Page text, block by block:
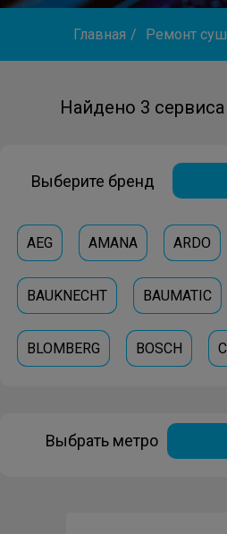
Главная / Ремонт
Найдено 3
Выберите бренд
AEG AMANA ARDO
BAUKNECHT BAUMATIC
BLOMBERG BOSCH
GRUNDIG HOOVER
Выбрать метро